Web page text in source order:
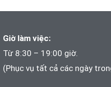
Giờ làm việc:
Từ 8:30 – 19:00 giờ.
(Phục vụ tất cả các ngày